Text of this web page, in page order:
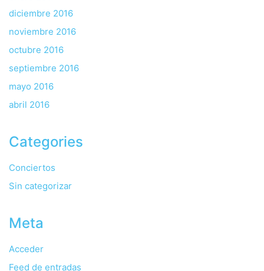
diciembre 2016
noviembre 2016
octubre 2016
septiembre 2016
mayo 2016
abril 2016
Categories
Conciertos
Sin categorizar
Meta
Acceder
Feed de entradas